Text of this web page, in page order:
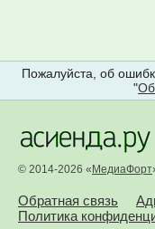
Пожалуйста, об
"
© 2014-2026 «МедиаФорт
Обратная связь
Политика